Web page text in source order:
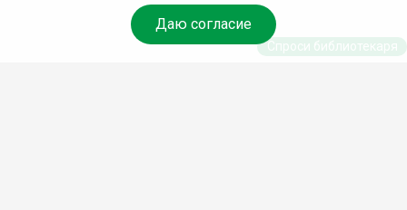
Даю согласие
Спроси библиотекаря